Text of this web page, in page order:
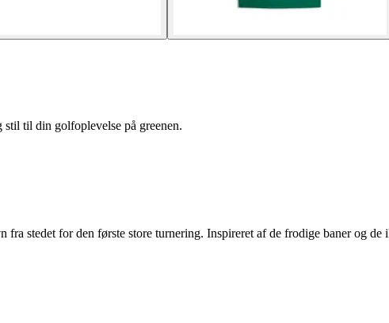
stil til din golfoplevelse på greenen.
stedet for den første store turnering. Inspireret af de frodige baner og de